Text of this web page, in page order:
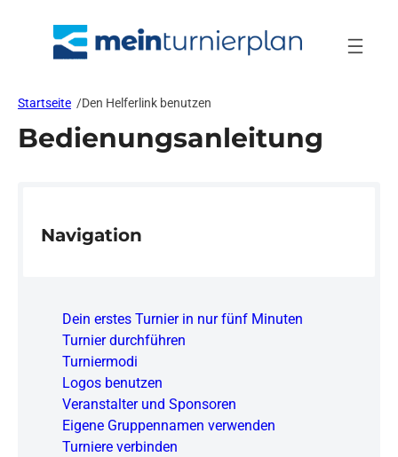
Startseite /Den Helferlink benutzen
Bedienungsanleitung
Navigation
Dein erstes Turnier in nur fünf Minuten
Turnier durchführen
Turniermodi
Logos benutzen
Veranstalter und Sponsoren
Eigene Gruppennamen verwenden
Turniere verbinden